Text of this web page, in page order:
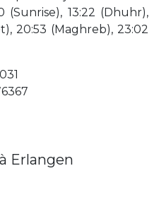
(Sunrise), 13:22 (Dhuhr),
20:53 (Maghreb), 23:02
Erlangen